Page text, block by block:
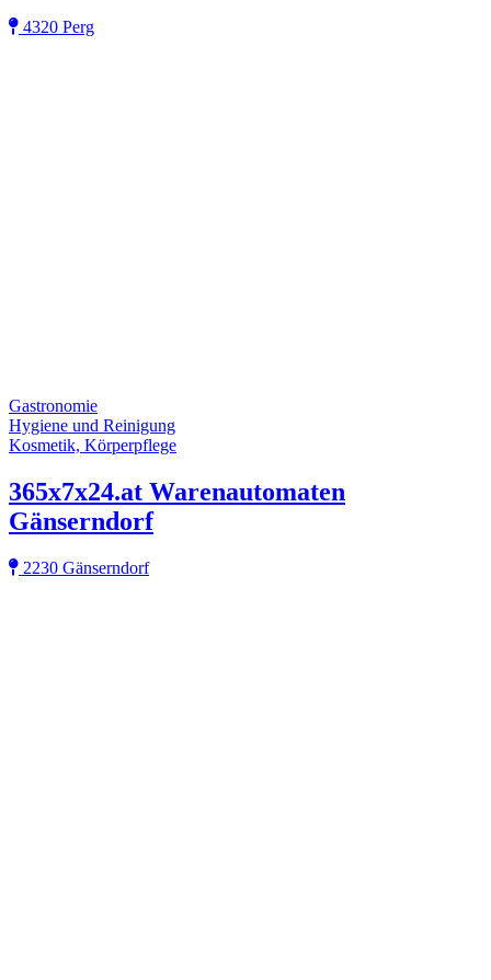
4320 Perg
Gastronomie
Hygiene und Reinigung
Kosmetik, Körperpflege
365x7x24.at Warenautomaten
Gänserndorf
2230 Gänserndorf